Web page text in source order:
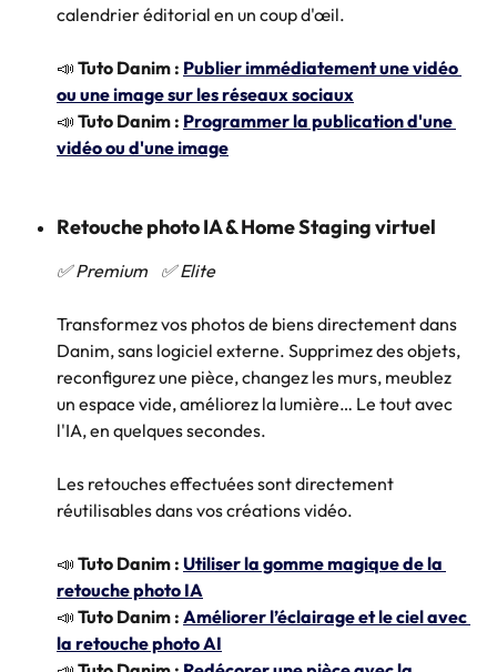
calendrier éditorial en un coup d'œil.
📣 Tuto Danim : Publier immédiatement une vidéo
ou une image sur les réseaux sociaux
📣 Tuto Danim : Programmer la publication d'une
vidéo ou d'une image
Retouche photo IA & Home Staging virtuel
✅ Premium    ✅ Elite
Transformez vos photos de biens directement dans
Danim, sans logiciel externe. Supprimez des objets,
reconfigurez une pièce, changez les murs, meublez
un espace vide, améliorez la lumière… Le tout avec
l'IA, en quelques secondes.
Les retouches effectuées sont directement
réutilisables dans vos créations vidéo.
📣 Tuto Danim : Utiliser la gomme magique de la
retouche photo IA
📣 Tuto Danim : Améliorer l’éclairage et le ciel avec
la retouche photo AI